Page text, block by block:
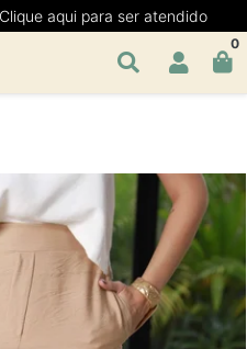
aqui para ser atendido
0